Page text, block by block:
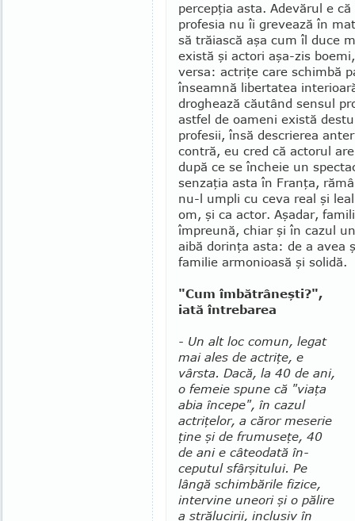
percepţia asta. Adevărul e
pro­fesia nu îi gre­vează în
să trăiască aşa cum îl duce
există şi actori aşa-zis
versa: actriţe care schimbă
înseamnă libertatea
droghează căutând sensul
astfel de oameni există
profesii, însă descrierea
contră, eu cred că actorul
după ce se încheie un
senzaţia asta în Franţa,
nu-l umpli cu ceva real şi
om, şi ca actor. Aşadar,
împreună, chiar şi în cazul
aibă dorinţa asta: de a avea
familie armonioasă şi solidă.
"Cum îmbătrâneşti?",
iată întrebarea
- Un alt loc comun, legat
mai ales de actriţe, e
vârsta. Dacă, la 40 de ani,
o femeie spune că "via­ţa
abia începe", în cazul
actriţelor, a căror me­serie
ţine şi de frumuseţe, 40
de ani e câteodată în­
ceputul sfâr­şi­tului. Pe
lângă schimbările fizice,
intervine une­ori şi o pălire
a strălucirii, inclusiv în